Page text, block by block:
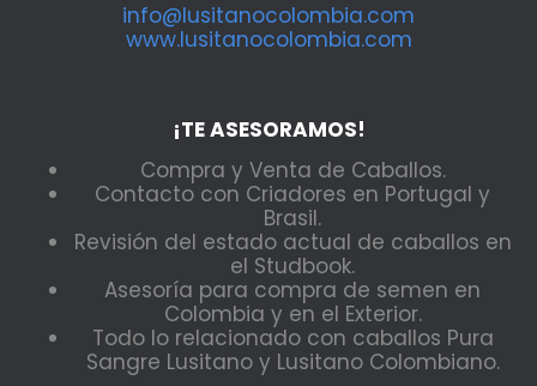
info@lusitanocolombia.com
www.lusitanocolombia.com
¡TE ASESORAMOS!
Compra y Venta de Caballos.
Contacto con Criadores en Portugal y
Brasil.
Revisión del estado actual de caballos en
el Studbook.
Asesoría para compra de semen en
Colombia y en el Exterior.
Todo lo relacionado con caballos Pura
Sangre Lusitano y Lusitano Colombiano.